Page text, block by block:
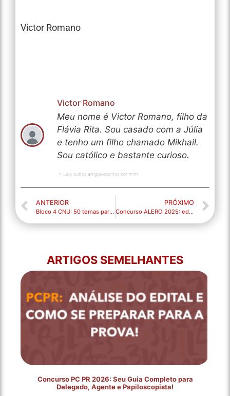
Victor Romano
Victor Romano
Meu nome é Victor Romano, filho da
Flávia Rita. Sou casado com a Júlia
e tenho um filho chamado Mikhail.
Sou católico e bastante curioso.
→ Leia outros artigos escritos por mim!
ANTERIOR
Bloco 4 CNU: 50 temas para você treinar!
PRÓXIMO
Concurso ALERO 2025: edital publicado com 425 vagas e salários de até R$ 24 mil! Saiba tudo sobre as provas, cargos e inscrições
ARTIGOS SEMELHANTES
Concurso PC PR 2026: Seu Guia Completo para
Delegado, Agente e Papiloscopista!